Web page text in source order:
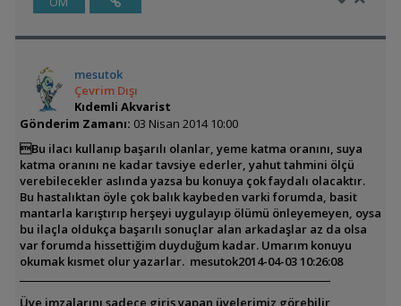
mesutok
Çevrim Dışı
Kıdemli Akvarist
Gönderim Zamanı: 03 Nisan 2014 10:00
Bu ilacı kullanıp başarılı olanlar, yeme katma oranını, suya
katma oranını ne kadar tavsiye ederler, yahut tahmini ölçü
verebilecekler aslında yazsa bu konuya çok faydalı olacaktır.
Bu hastalıktan öyle çok balık kaybeden varki forumda, basit
mantarla karıştırıp herşeyi uygulayıp ölümü önleyemeyen, oysa
bu ilaçla oldukça başarılı sonuçlar alan arkadaşlar az da olsa
var forumda hissettiğim duyduğum kadar. Umarım konuyu
okumak kısmet olur yazarlar. mesutok2014-04-03 10:26:08
Üye imzalarını sadece giriş yapan üyelerimiz görebilir